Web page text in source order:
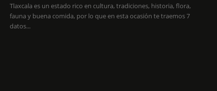
Tlaxcala es un estado rico en cultura, tradiciones, historia, flora,
fauna y buena comida, por lo que en esta ocasión te traemos 7
datos...